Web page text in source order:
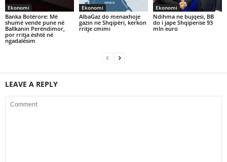
Ekonomi
Banka Botërore: Më
shumë vende pune në
Ballkanin Perëndimor,
por rritja është në
ngadalësim
Ekonomi
AlbaGaz do menaxhoje
gazin ne Shqipëri, kerkon
rritje cmimi
Ekonomi
Ndihma ne bujqesi, BB
do i jape Shqiperise 93
mln euro
LEAVE A REPLY